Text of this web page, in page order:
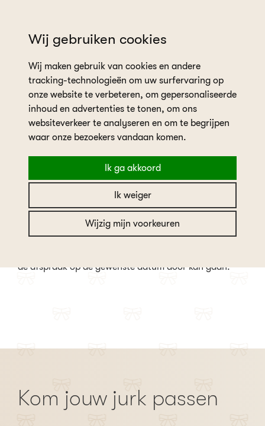
Wij gebruiken cookies
Wij maken gebruik van cookies en andere
tracking-technologieën om uw surfervaring op
onze website te verbeteren, om gepersonaliseerde
inhoud en advertenties te tonen, om ons
websiteverkeer te analyseren en om te begrijpen
waar onze bezoekers vandaan komen.
Ik ga akkoord
Ik weiger
Wijzig mijn voorkeuren
maak een afspraak
Maak een afspraak
Leuk dat je bij ons wilt komen passen. Vul het
de afspraak op de gewenste datum door kan gaan.
Kom jouw jurk passen